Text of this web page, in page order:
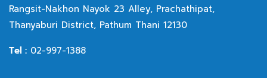
Rangsit-Nakhon Nayok 23 Alley, Prachathipat,
Thanyaburi District, Pathum Thani 12130
Tel : 02-997-1388